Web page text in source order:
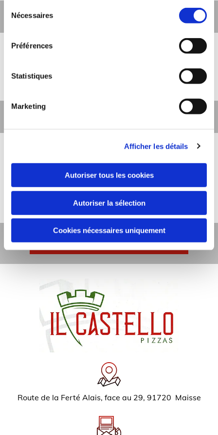
Nécessaires
Préférences
Statistiques
Marketing
Afficher les détails
Autoriser tous les cookies
Autoriser la sélection
Cookies nécessaires uniquement
Featured products 1
Appelez-nous
Route de la Ferté Alais, face au 29, 91720 Maisse